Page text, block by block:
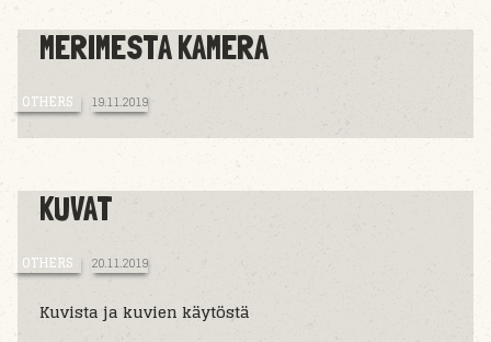
MERIMESTA KAMERA
OTHERS 19.11.2019
KUVAT
OTHERS 20.11.2019
Kuvista ja kuvien käytöstä